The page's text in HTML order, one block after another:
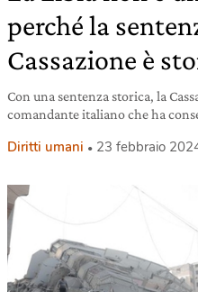
perché la
Cassazione è
Con una sentenza storica, la
comandante italiano che ha
Diritti umani 23 febbraio